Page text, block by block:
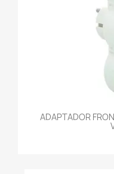
ADAPTADOR